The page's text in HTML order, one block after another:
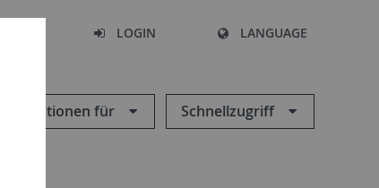
LOGIN LANGUAGE
Informationen für Schnellzugriff